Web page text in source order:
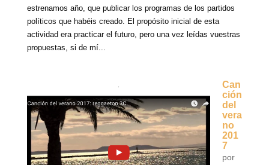
estrenamos año, que publicar los programas de los partidos
políticos que habéis creado. El propósito inicial de esta
actividad era practicar el futuro, pero una vez leídas vuestras
propuestas, si de mí...
Can
ción
del
vera
no
201
7
por